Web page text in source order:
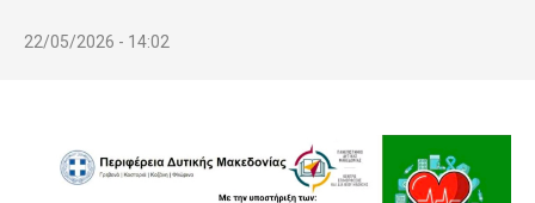
22/05/2026 - 14:02